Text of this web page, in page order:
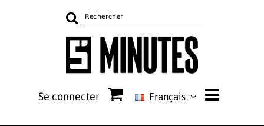
Rechercher
sur
le
Se connecter Français